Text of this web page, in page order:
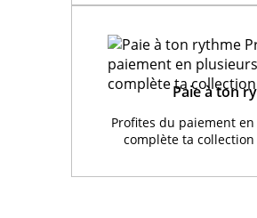
Paie à ton
Profites du paiement
complète ta